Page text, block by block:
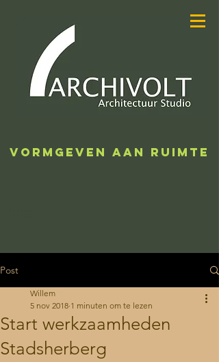
ARCHIVOLT
ARCHITECTUUR
STUDIO
VORMGEVEN AAN RUIMTE
Post
Start werkzaamheden
Stadsherberg
Willem
5 nov 2018 1 minuten om te lezen